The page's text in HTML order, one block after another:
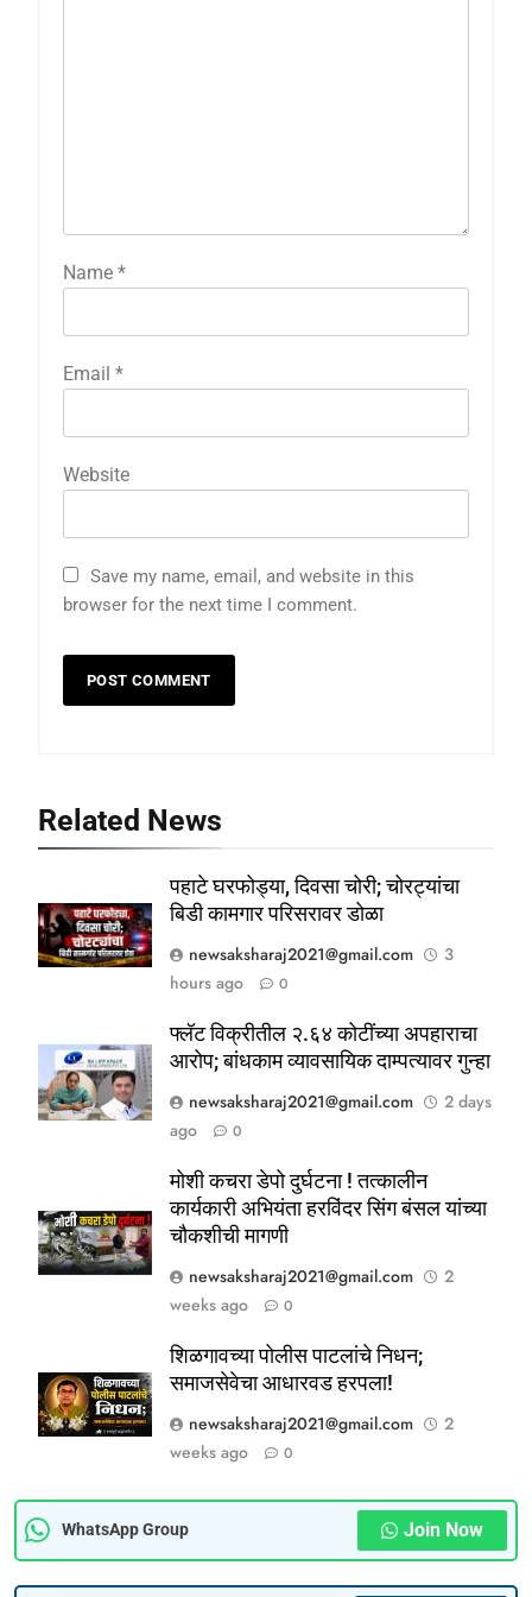
Name *
Email *
Website
Save my name, email, and website in this
browser for the next time I comment.
Related News
पहाटे घरफोड्या, दिवसा चोरी; चोरट्यांचा
बिडी कामगार परिसरावर डोळा
newsaksharaj2021@gmail.com
3
hours ago
0
फ्लॅट विक्रीतील २.६४ कोटींच्या अपहाराचा
आरोप; बांधकाम व्यावसायिक दाम्पत्यावर गुन्हा
newsaksharaj2021@gmail.com
2 days
ago
0
मोशी कचरा डेपो दुर्घटना ! तत्कालीन
कार्यकारी अभियंता हरविंदर सिंग बंसल यांच्या
चौकशीची मागणी
newsaksharaj2021@gmail.com
2
weeks ago
0
शिळगावच्या पोलीस पाटलांचे निधन;
समाजसेवेचा आधारवड हरपला!
newsaksharaj2021@gmail.com
2
weeks ago
0
WhatsApp Group Join Now
ठाणे-पालघर जिल्हा बँक कर्मचाऱ्यांना
दिवाळी गिफ्ट; २०% बोनसला संचालक
मंडळाची मंजुरी
ताज्या बातम्या महाराष्ट्र
अन्याय सहन केला जाणार नाही – पुणे
जिल्हा अध्यक्ष सोनवणे
वॉर्डनकडून अवजड वाहनांकडून पैशांची
महाराष्ट्र मुंबई / कोकण